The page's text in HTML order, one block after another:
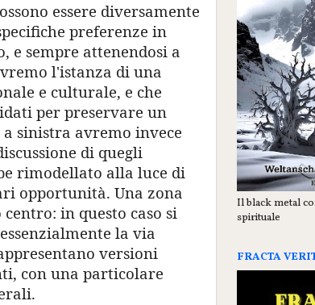
essere diversamente
preferenze in
e sempre attenendosi a
l'istanza di una
e culturale, e che
per preservare un
sinistra avremo invece
di quegli
rimodellato alla luce di
opportunità. Una zona
in questo caso si
la via
versioni
con una particolare
Il black metal
spirituale
FRACTA